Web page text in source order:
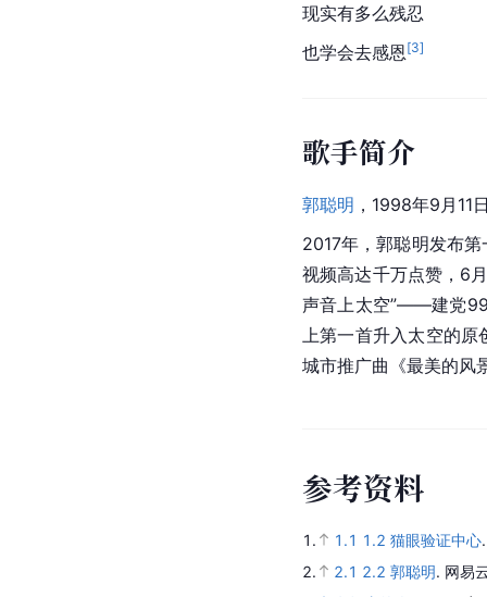
现实有多么残忍
也学会去感恩 [3]
歌手简介
郭聪明 ，1998年9月11
2017年，郭聪明发布
视频高达千万点赞，6
声音上太空”——建党
上第一首升入太空的原
城市推广曲《最美的风
参考资料
1. 1.1 1.2 猫眼验证中心
2.
2.1 2.2 郭聪明. 网易